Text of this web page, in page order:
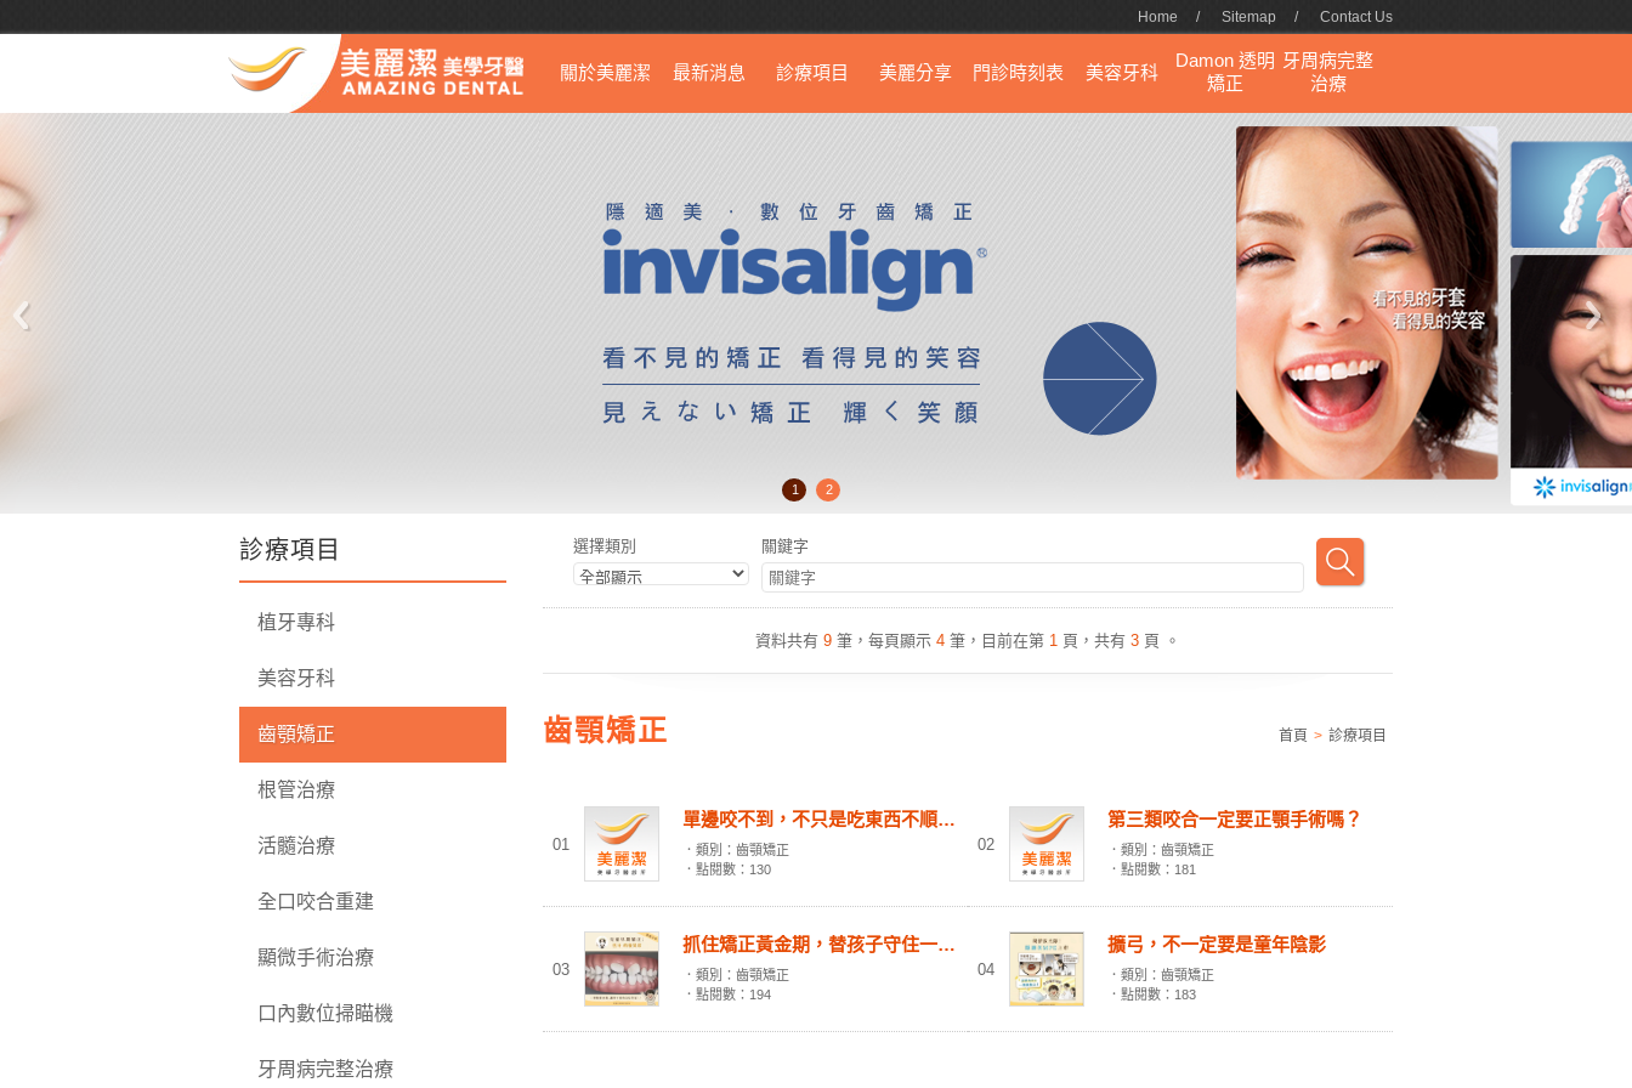
Home / Sitemap / Contact Us
關於美麗潔 最新消息 診療項目 美麗分享 門診時刻表 美容牙科
Damon 透明
矯正
牙周病完整
治療
next
1 2
診療項目
植牙專科
美容牙科
齒顎矯正
根管治療
活髓治療
全口咬合重建
顯微手術治療
口內數位掃瞄機
牙周病完整治療
選擇類別 關鍵字
資料共有 9 筆，每頁顯示 4 筆，目前在第 1 頁，共有 3 頁 。
齒顎矯正 首頁 > 診療項目
01
單邊咬不到，不只是吃東西不順而是咬合與關節長期失衡的警訊
．類別：齒顎矯正
．點閱數：130
02
第三類咬合一定要正顎手術嗎？
．類別：齒顎矯正
．點閱數：181
03
抓住矯正黃金期，替孩子守住一輩子的笑容
．類別：齒顎矯正
．點閱數：194
04
擴弓，不一定要是童年陰影
．類別：齒顎矯正
．點閱數：183